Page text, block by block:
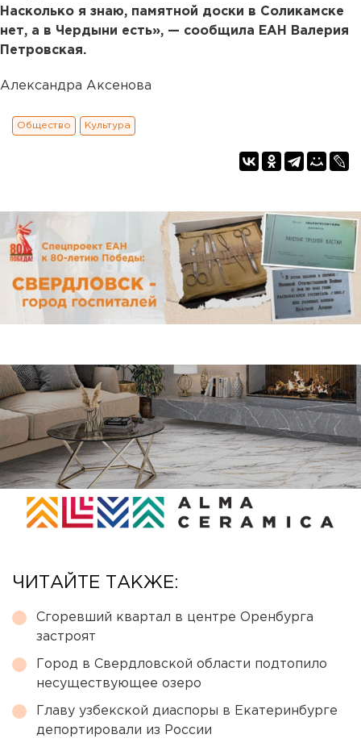
Насколько я знаю, памятной доски в Соликамске
нет, а в Чердыни есть», — сообщила ЕАН Валерия
Петровская.
Александра Аксенова
Общество Культура
ЧИТАЙТЕ ТАКЖЕ:
Сгоревший квартал в центре Оренбурга
застроят
Город в Свердловской области подтопило
несуществующее озеро
Главу узбекской диаспоры в Екатеринбурге
депортировали из России